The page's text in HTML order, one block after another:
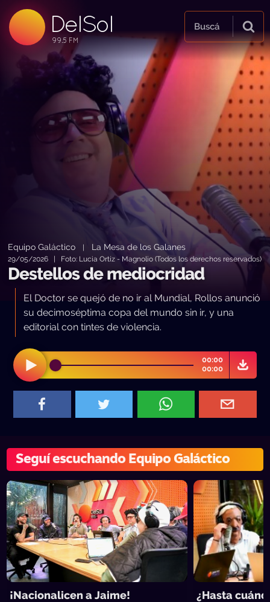
DelSol
99.5 FM
99.5 FM
99.5 FM
Buscá
Equipo Galáctico La Mesa de los Galanes
29/05/2026 | Foto: Lucia Ortíz - Magnolio (Todos los derechos reservados)
Destellos de mediocridad
El Doctor se quejó de no ir al Mundial, Rollos anunció
su decimoséptima copa del mundo sin ir, y una
editorial con tintes de violencia.
00:00
00:00
Seguí escuchando Equipo Galáctico
¡Nacionalicen a Jaime! ¿Hasta